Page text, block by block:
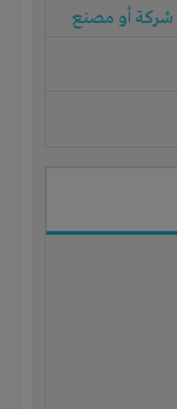
شركة أو مصنع